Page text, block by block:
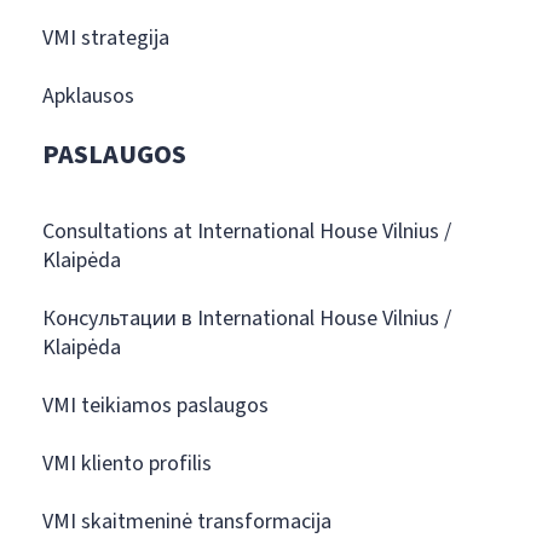
VMI strategija
Apklausos
PASLAUGOS
Consultations at International House Vilnius /
Klaipėda
Консультации в International House Vilnius /
Klaipėda
VMI teikiamos paslaugos
VMI kliento profilis
VMI skaitmeninė transformacija